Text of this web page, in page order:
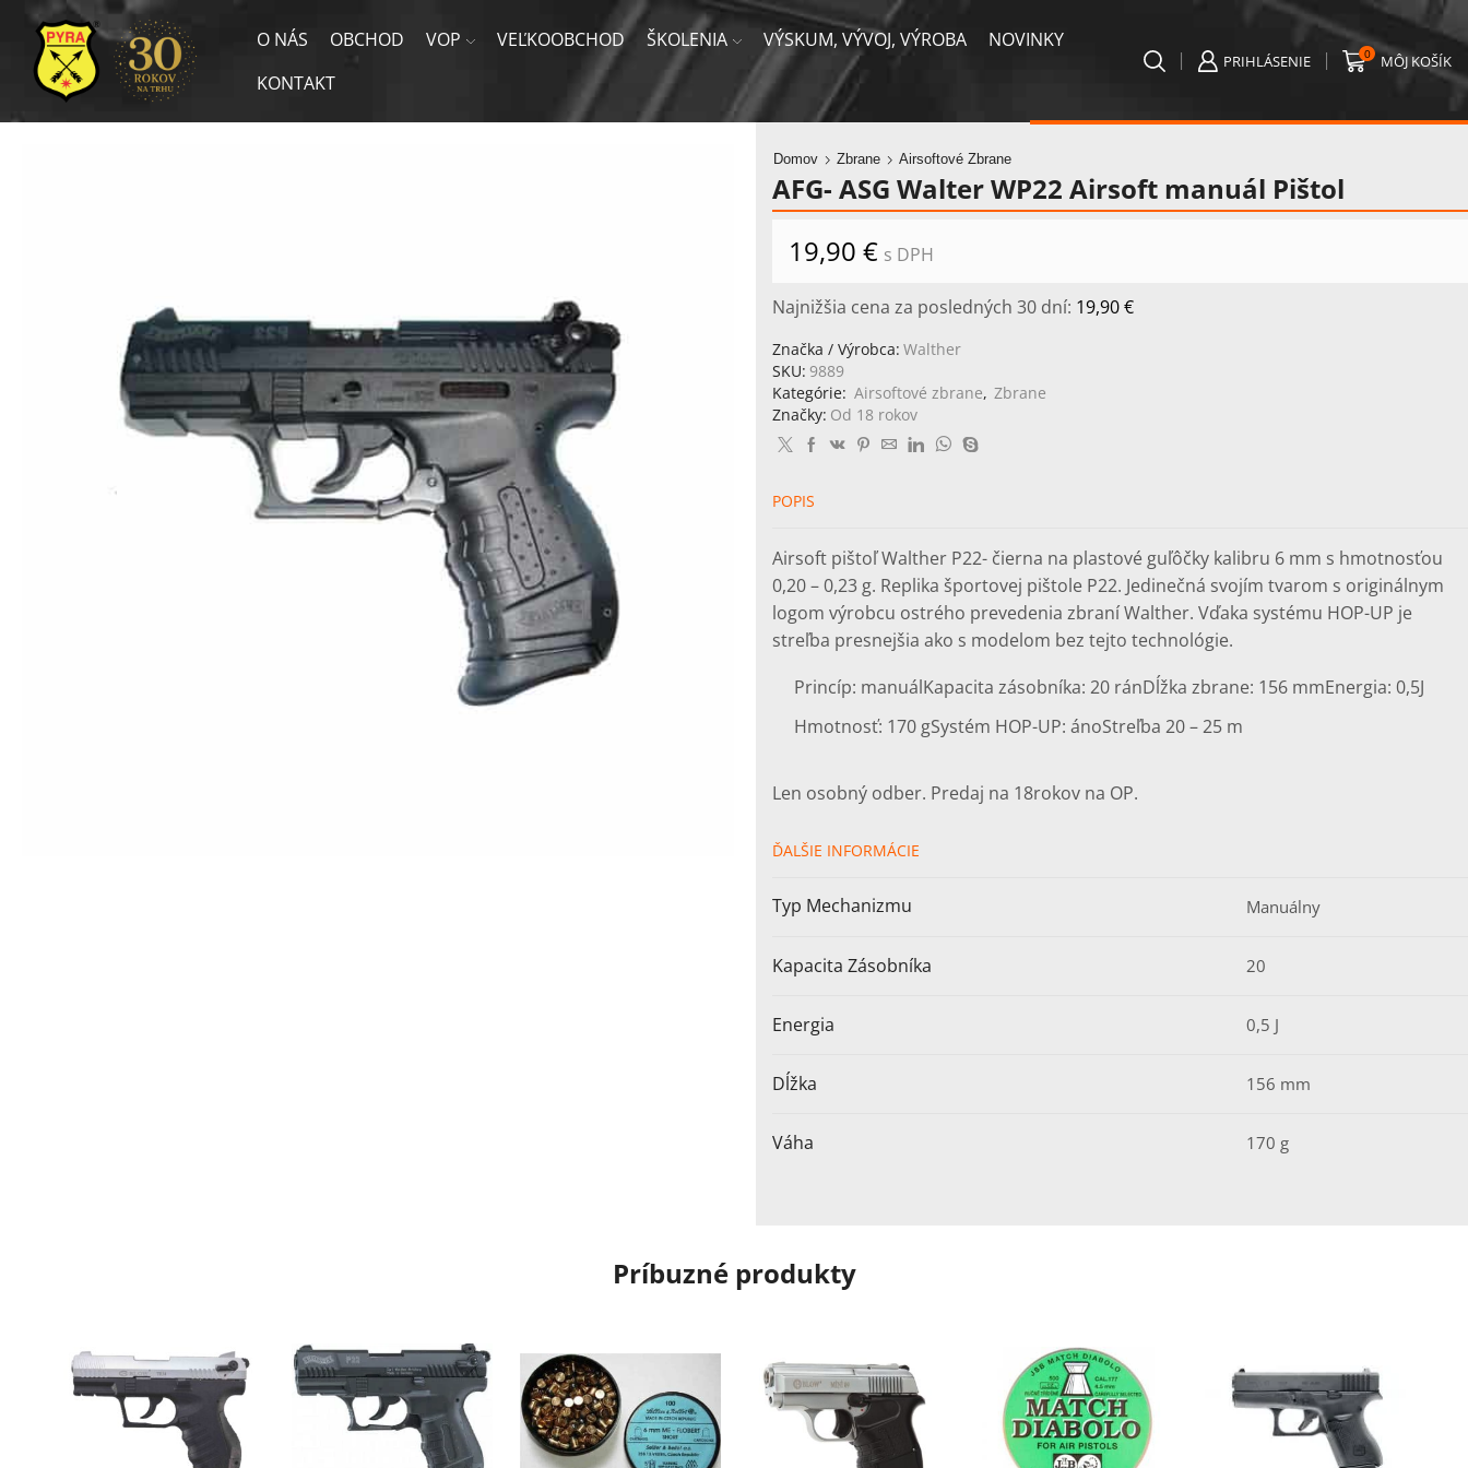
O NÁS OBCHOD VOP VEĽKOOBCHOD ŠKOLENIA VÝSKUM, VÝVOJ, VÝROBA
NOVINKY
KONTAKT
PRIHLÁSENIE 0 MÔJ KOŠÍK
Domov Zbrane Airsoftové Zbrane
AFG- ASG Walter WP22 Airsoft manuál Pištol
19,90 € s DPH
Najnižšia cena za posledných 30 dní: 19,90€
Značka / Výrobca: Walther
SKU: 9889
Kategórie: Airsoftové zbrane, Zbrane
Značky: Od 18 rokov
POPIS
Airsoft pištoľ Walther P22- čierna na plastové guľôčky kalibru 6 mm s hmotnosťou
0,20 – 0,23 g. Replika športovej pištole P22. Jedinečná svojím tvarom s originálnym
logom výrobcu ostrého prevedenia zbraní Walther. Vďaka systému HOP-UP je
streľba presnejšia ako s modelom bez tejto technológie.
Princíp: manuálKapacita zásobníka: 20 ránDĺžka zbrane: 156 mmEnergia: 0,5J
Hmotnosť: 170 gSystém HOP-UP: ánoStreľba 20 – 25 m
Len osobný odber. Predaj na 18rokov na OP.
ĎALŠIE INFORMÁCIE
Typ Mechanizmu Manuálny
Kapacita Zásobníka 20
Energia 0,5 J
Dĺžka 156 mm
Váha 170 g
Príbuzné produkty